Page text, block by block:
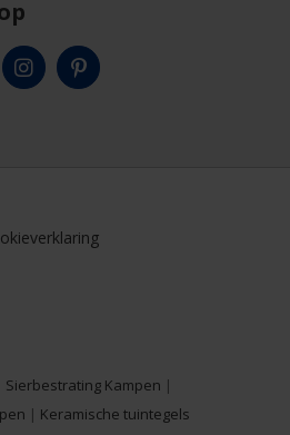
Sierbestrating Kampen |
| Keramische tuintegels